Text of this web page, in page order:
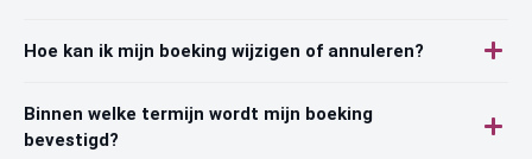
Hoe kan ik mijn boeking wijzigen of annuleren?
Binnen welke termijn wordt mijn boeking
bevestigd?